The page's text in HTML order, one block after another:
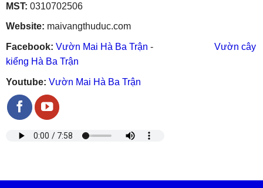
MST: 0310702506
Website: maivangthuduc.com
Facebook: Vườn Mai Hà Ba Trận - Vườn cây
kiểng Hà Ba Trận
Youtube: Vườn Mai Hà Ba Trận